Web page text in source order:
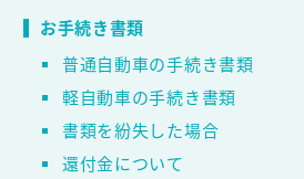
お手続き書類
普通自動車の手続き書類
軽自動車の手続き書類
書類を紛失した場合
還付金について